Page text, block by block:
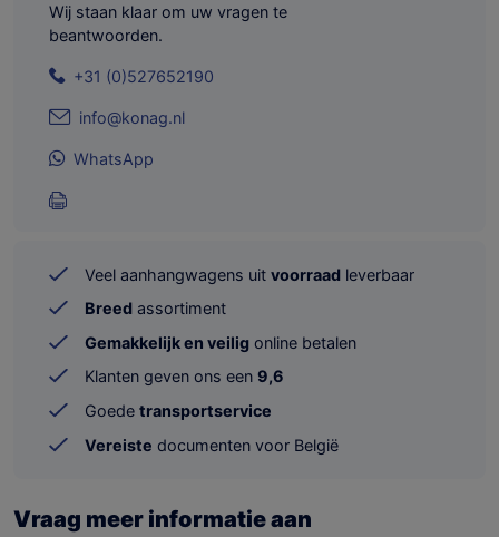
Wij staan klaar om uw vragen te
beantwoorden.
+31 (0)527652190
info@konag.nl
WhatsApp
Veel aanhangwagens uit voorraad leverbaar
Breed assortiment
Gemakkelijk en veilig online betalen
Klanten geven ons een 9,6
Goede transportservice
Vereiste documenten voor België
Vraag meer informatie aan